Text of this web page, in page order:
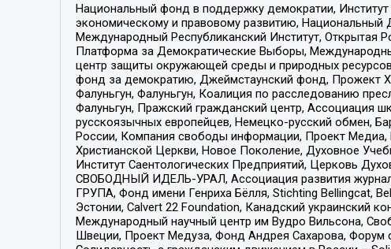
Национальный фонд в поддержку демократии,
экономическому и правовому развитию, Национальный
Международный Республиканский Институт, Открытая
Платформа за Демократические Выборы,
центр защиты окружающей среды и природных
фонд за демократию, Джеймстаунский фонд, Прожект
Фалуньгун, Фалуньгун, Коалиция по расследованию
Фалуньгун, Пражский гражданский центр, Ассоциация
русскоязычных европейцев, Немецко-русский обмен,
России, Компания свободы информации, Проект Медиа,
Христианской Церкви, Новое Поколение, Духовное
Институт Саентологических Предприятий, Церковь
СВОБОДНЫЙ ИДЕЛЬ-УРАЛ, Ассоциация развития
ГРУПА, Фонд имени Генриха Бёлля, Stichting Bellingcat,
Эстонии, Calvert 22 Foundation, Канадский украинский
Международный научный центр им Вудро Вильсона,
Швеции, Проект Медуза, Фонд Андрея Сахарова, Форум